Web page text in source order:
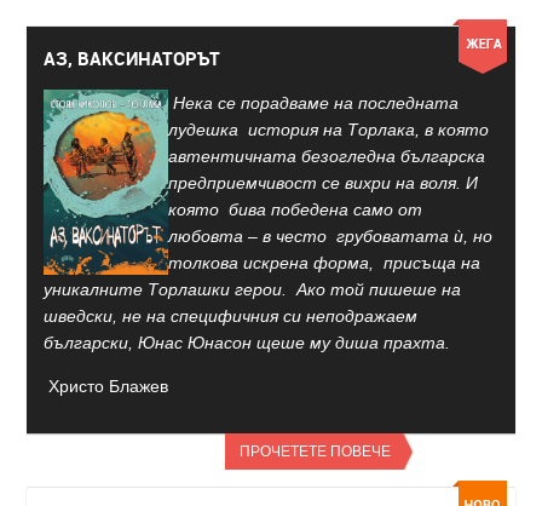
АЗ, ВАКСИНАТОРЪТ
Нека се порадваме на последната
лудешка история на Торлака, в която
автентичната безогледна българска
предприемчивост се вихри на воля. И
която бива победена само от
любовта – в често грубоватата ѝ, но
толкова искрена форма, присъща на
уникалните Торлашки герои. Ако той пишеше на
шведски, не на специфичния си неподражаем
български, Юнас Юнасон щеше му диша прахта.
Христо Блажев
ПРОЧЕТЕТЕ ПОВЕЧЕ